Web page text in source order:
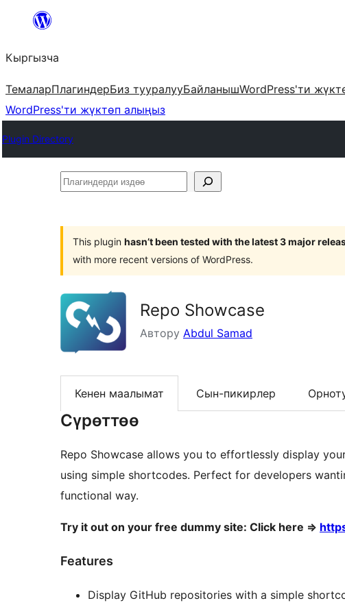
Мазмунга
Кыргызча
ТемаларПлагиндерБиз тууралууБайланышWordPress'ти
WordPress'ти жүктөп алыңыз
Plugin Directory
Плагиндерди
This plugin hasn’t been tested with the latest 3 major
with more recent versions of WordPress.
Repo Showcase
Автору Abdul Samad
Кенен маалымат Сын-пикирлер
Сүрөттөө
Repo Showcase allows you to effortlessly display
using simple shortcodes. Perfect for developers
functional way.
Try it out on your free dummy site: Click here =>
Features
Display GitHub repositories with a simple